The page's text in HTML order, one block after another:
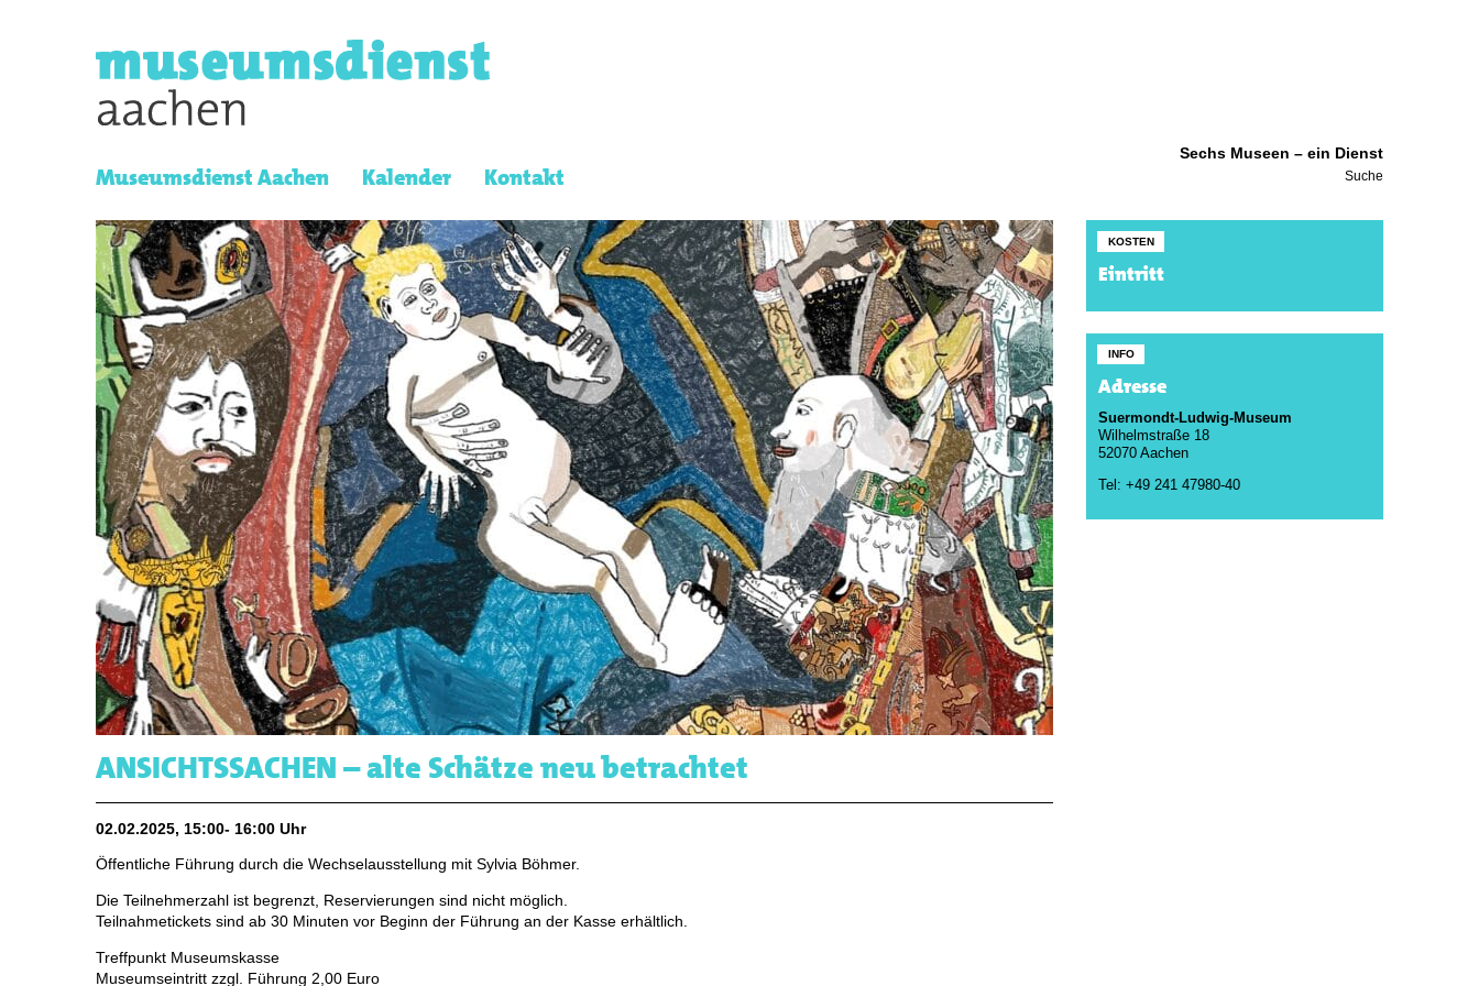
Sechs Museen – ein Dienst
Museumsdienst Aachen Kalender Kontakt Suche
ANSICHTSSACHEN – alte Schätze neu betrachtet
02.02.2025, 15:00- 16:00 Uhr
Öffentliche Führung durch die Wechselausstellung mit Sylvia Böhmer.
Die Teilnehmerzahl ist begrenzt, Reservierungen sind nicht möglich.
Teilnahmetickets sind ab 30 Minuten vor Beginn der Führung an der Kasse erhältlich.
Treffpunkt Museumskasse
Museumseintritt zzgl. Führung 2,00 Euro
KOSTEN
Eintritt
INFO
Adresse
Suermondt-Ludwig-Museum
Wilhelmstraße 18
52070 Aachen
Tel: +49 241 47980-40